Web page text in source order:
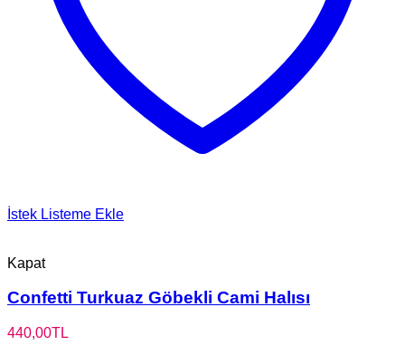
İstek Listeme Ekle
Kapat
Confetti Turkuaz Göbekli Cami Halısı
440,00TL